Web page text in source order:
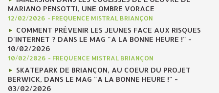
MARIANO PENSOTTI, UNE OMBRE VORACE
12/02/2026 - FREQUENCE MISTRAL BRIANÇON
COMMENT PRÉVENIR LES JEUNES FACE AUX RISQUES
D'INTERNET ? DANS LE MAG "A LA BONNE HEURE !" -
10/02/2026
10/02/2026 - FREQUENCE MISTRAL BRIANÇON
SKATEPARK DE BRIANÇON, AU COEUR DU PROJET
BERWICK, DANS LE MAG "A LA BONNE HEURE !" -
03/02/2026